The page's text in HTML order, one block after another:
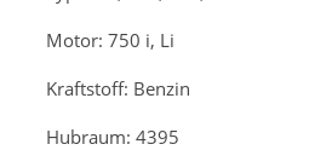
Motor: 750 i, Li
Kraftstoff: Benzin
Hubraum: 4395